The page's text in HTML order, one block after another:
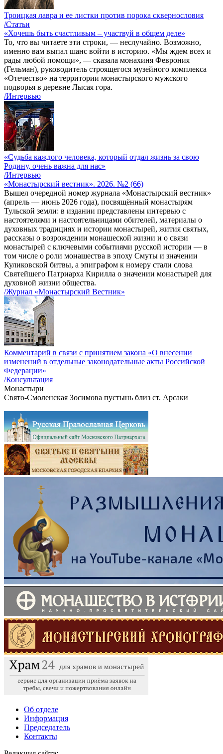
Троицкая лавра и ее листки против порока сквернословия
/Статьи
«Хочешь быть счастливым – участвуй в общем деле»
То, что вы читаете эти строки, — неслучайно. Возможно,
именно вам выпал шанс войти в историю. «Мы ждем всех и
рады любой помощи», — сказала монахиня Феврония
(Гельман), руководитель строящегося музейного комплекса
«Отечество» на территории монастырского мужского
подворья в деревне Лысая гора.
/Интервью
«Судьба каждого человека, который отдал жизнь за свою
Родину, очень важна для нас»
/Интервью
«Монастырский вестник». 2026. №2 (66)
Вышел очередной номер журнала «Монастырский вестник»
(апрель — июнь 2026 года), посвящённый монастырям
Тульской земли: в издании представлены интервью с
настоятелями и настоятельницами обителей, материалы о
духовных традициях и истории монастырей, жития святых,
рассказы о возрождении монашеской жизни и о связи
монастырей с ключевыми событиями русской истории — в
том числе о роли монашества в эпоху Смуты и значении
Куликовской битвы, а эпиграфом к номеру стали слова
Святейшего Патриарха Кирилла о значении монастырей для
духовной жизни общества.
/Журнал «Монастырский Вестник»
Комментарий в связи с принятием закона «О внесении
изменений в отдельные законодательные акты Российской
Федерации»
/Консультация
Монастыри
Свято-Смоленская Зосимова пустынь близ ст. Арсаки
Об отделе
Информация
Председатель
Контакты